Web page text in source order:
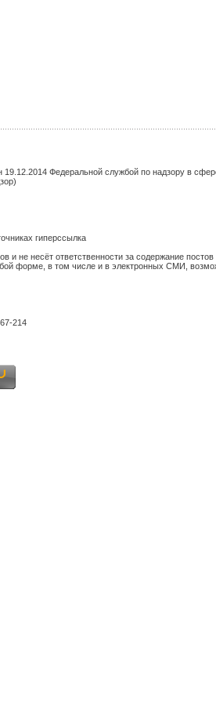
Федеральной службой по надзору в
гиперссылка
и не несёт ответственности за содержание
форме, в том числе и в электронных СМИ,
214